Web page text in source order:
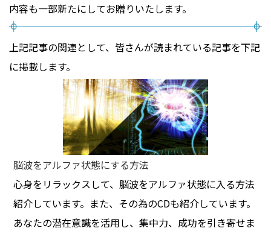
内容も一部新たにしてお贈りいたします。
上記記事の関連として、皆さんが読まれている記事を下記
に掲載します。
脳波をアルファ状態にする方法
心身をリラックスして、脳波をアルファ状態に入る方法
紹介しています。また、その為のCDも紹介しています。
あなたの潜在意識を活用し、集中力、成功を引き寄せま